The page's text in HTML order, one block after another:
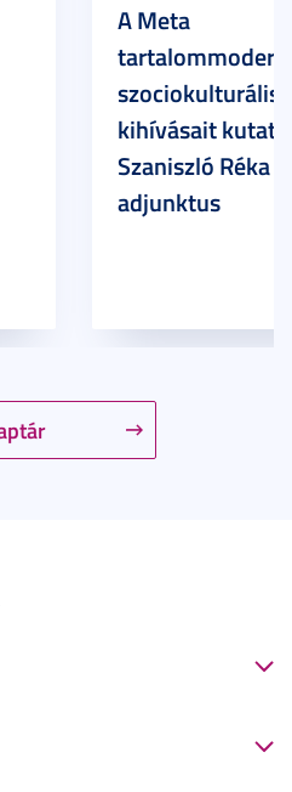
A Meta
szociokulturális
kihívásait
Szaniszló Réka
adjunktus